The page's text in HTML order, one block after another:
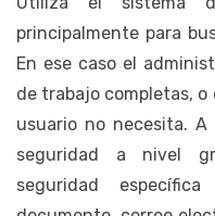
principalmente para
En ese caso el
de trabajo completas,
usuario no necesita.
seguridad a nivel
seguridad